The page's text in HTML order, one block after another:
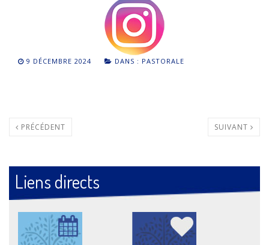
9 DÉCEMBRE 2024 DANS : PASTORALE
PRÉCÉDENT SUIVANT
Liens directs